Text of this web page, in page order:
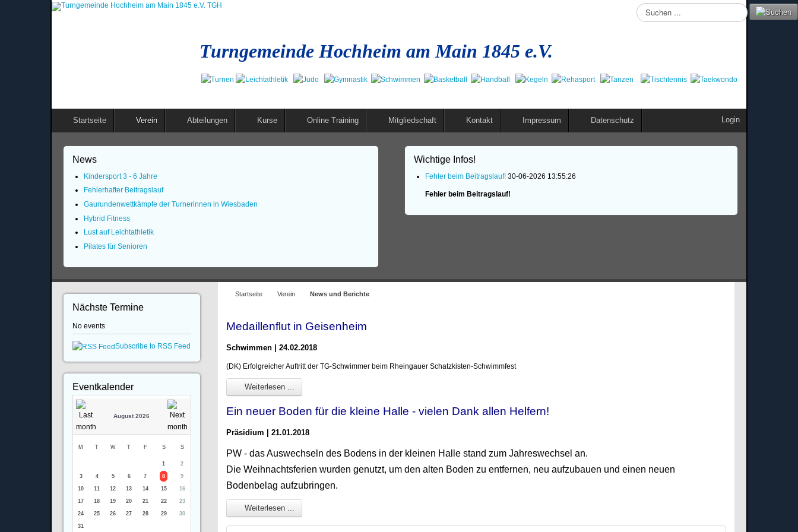
Suchen
...
Turngemeinde Hochheim am Main 1845 e.V.
Startseite Verein Abteilungen Kurse Online Training Mitgliedschaft Kontakt Impressum Datenschutz Login
News
Kindersport 3 - 6 Jahre
Fehlerhafter Beitragslauf
Gaurundenwettkämpfe der Turnerinnen in Wiesbaden
Hybrid Fitness
Lust auf Leichtathletik
Pilates für Senioren
Wichtige Infos!
Fehler beim Beitragslauf! 30-06-2026 13:55:26
Fehler beim Beitragslauf!
Startseite Verein News und Berichte
Medaillenflut in Geisenheim
Schwimmen | 24.02.2018
(DK) Erfolgreicher Auftritt der TG-Schwimmer beim Rheingauer Schatzkisten-Schwimmfest
Weiterlesen ...
Ein neuer Boden für die kleine Halle - vielen Dank allen Helfern!
Präsidium | 21.01.2018
PW - das Auswechseln des Bodens in der kleinen Halle stand zum Jahreswechsel an.
Die Weihnachtsferien wurden genutzt, um den alten Boden zu entfernen, neu aufzubauen und einen neuen
Bodenbelag aufzubringen.
Weiterlesen ...
Nächste Termine
No events
Subscribe to RSS Feed
Eventkalender
August 2026
M T W T F S S
1 2
3 4 5 6 7 8 9
10 11 12 13 14 15 16
17 18 19 20 21 22 23
24 25 26 27 28 29 30
31